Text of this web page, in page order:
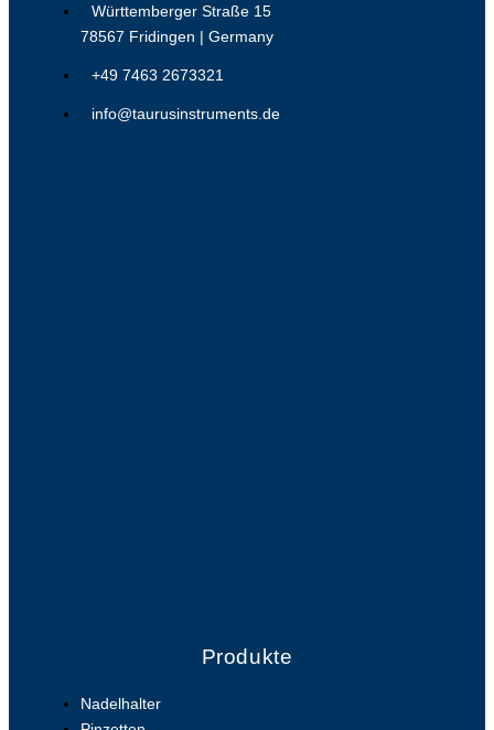
Württemberger Straße 15
78567 Fridingen | Germany
+49 7463 2673321
info@taurusinstruments.de
Produkte
Nadelhalter